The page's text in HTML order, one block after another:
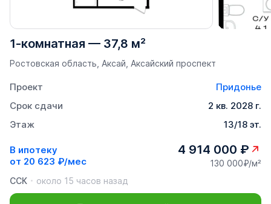
1-комнатная — 37,8 м²
Ростовская область, Аксай, Аксайский проспект
Проект
Придонье
Срок сдачи
2 кв. 2028 г.
Этаж
13/18 эт.
В ипотеку
от 20 623 ₽/мес
4 914 000 ₽
130 000₽/м²
ССК
около 15 часов назад